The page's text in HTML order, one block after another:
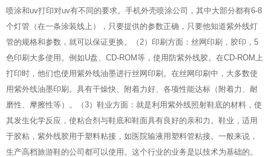
喷涂和uv打印对uv有不同的要求。手机外壳喷涂公司，其中大部分都有6-8
个灯管（在一条涂装线上），只要提供的参数正确，只要他知道紫外线灯
管的规格和参数，就可以保证更换。（2）印刷方面：丝网印刷，胶印，5
色印刷大多使用。例如U盘、CD-ROM等，使用防紫外线胶。在CD-ROM上
打印时，他们也使用紫外线油墨进行丝网印刷。在丝网印刷中，大多数使
用紫外线油墨印刷。具有干燥快、附着力好、各项性能达标（附着力、耐
磨性、摩擦性等）。（3）鞋业方面：就是利用紫外线照射鞋底的材料，使
其发生化学反应，使粘合剂与鞋底和鞋面具有良好的亲和力。鞋业，适用
于胶粘，紫外线胶用于塑料粘接，如医院输液用塑料管粘接。一般来说，
生产高档旅游鞋的公司都可以使用。这个行业的业务是以技术为基础的。